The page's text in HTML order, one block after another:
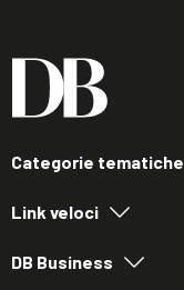
Categorie tematiche
Link veloci
DB Business